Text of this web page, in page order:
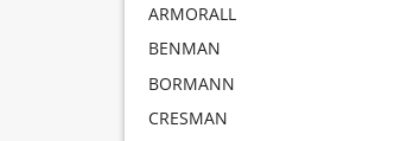
ARMORALL
BENMAN
BORMANN
CRESMAN